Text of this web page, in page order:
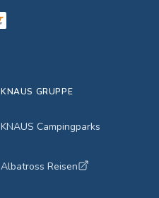
KNAUS GRUPPE
KNAUS Campingparks
Albatross Reisen